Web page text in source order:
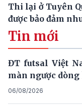
Thi lại ở Tuyên
được bảo đảm
Tin mới
ĐT futsal Việt
màn ngược
06/08/2026